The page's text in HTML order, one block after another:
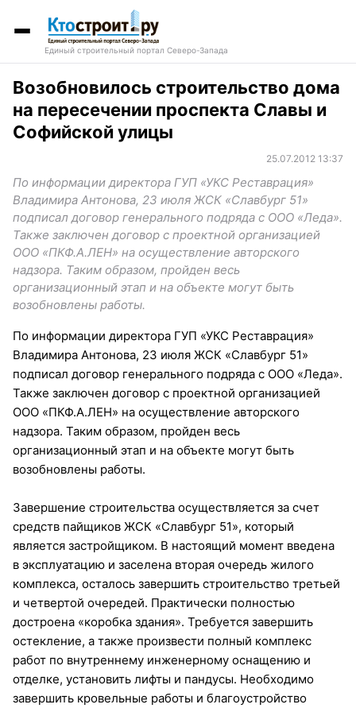
Единый строительный портал Северо-Запада
Возобновилось строительство дома
на пересечении проспекта Славы и
Софийской улицы
25.07.2012 13:37
По информации директора ГУП «УКС Реставрация»
Владимира Антонова, 23 июля ЖСК «Славбург 51»
подписал договор генерального подряда с ООО «Леда».
Также заключен договор с проектной организацией
ООО «ПКФ.А.ЛЕН» на осуществление авторского
надзора. Таким образом, пройден весь
организационный этап и на объекте могут быть
возобновлены работы.
По информации директора ГУП «УКС Реставрация»
Владимира Антонова, 23 июля ЖСК «Славбург 51»
подписал договор генерального подряда с ООО «Леда».
Также заключен договор с проектной организацией
ООО «ПКФ.А.ЛЕН» на осуществление авторского
надзора. Таким образом, пройден весь
организационный этап и на объекте могут быть
возобновлены работы.
Завершение строительства осуществляется за счет
средств пайщиков ЖСК «Славбург 51», который
является застройщиком. В настоящий момент введена
в эксплуатацию и заселена вторая очередь жилого
комплекса, осталось завершить строительство третьей
и четвертой очередей. Практически полностью
достроена «коробка здания». Требуется завершить
остекление, а также произвести полный комплекс
работ по внутреннему инженерному оснащению и
отделке, установить лифты и пандусы. Необходимо
завершить кровельные работы и благоустройство